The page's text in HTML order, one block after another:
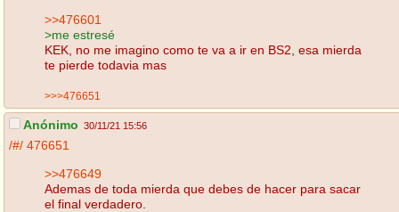
>>476601
>me estresé
KEK, no me imagino como te va a ir en BS2, esa mierda
te pierde todavia mas
>>>476651
Anónimo 30/11/21 15:56
/#/ 476651
>>476649
Ademas de toda mierda que debes de hacer para sacar
el final verdadero.